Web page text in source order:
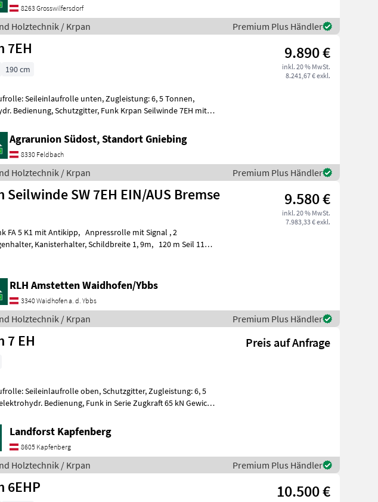
8263 Grosswilfersdorf
Holztechnik / Krpan Premium Plus Händler
Krpan 7EH 9.890 €
inkl. 20 % MwSt.
8.241,67 € exkl.
190 cm
Seileinlaufrolle unten, Zugleistung: 6, 5 Tonnen,
Bedienung, Schutzgitter, Funk Krpan Seilwinde 7EH mit
Agrarunion Südost, Standort Gniebing
8330 Feldbach
Holztechnik / Krpan Premium Plus Händler
Seilwinde SW 7EH EIN/AUS Bremse 9.580 €
inkl. 20 % MwSt.
7.983,33 € exkl.
FA 5 K1 mit Antikipp, Anpressrolle mit Signal , 2
1, 9m, 120 m Seil 11
RLH Amstetten Waidhofen/Ybbs
3340 Waidhofen a. d. Ybbs
Holztechnik / Krpan Premium Plus Händler
7 EH Preis auf Anfrage
Seileinlaufrolle oben, Schutzgitter, Zugleistung: 6, 5
Bedienung, Funk in Serie Zugkraft 65 kN Gewicht
Landforst Kapfenberg
8605 Kapfenberg
Holztechnik / Krpan Premium Plus Händler
6EHP 10.500 €